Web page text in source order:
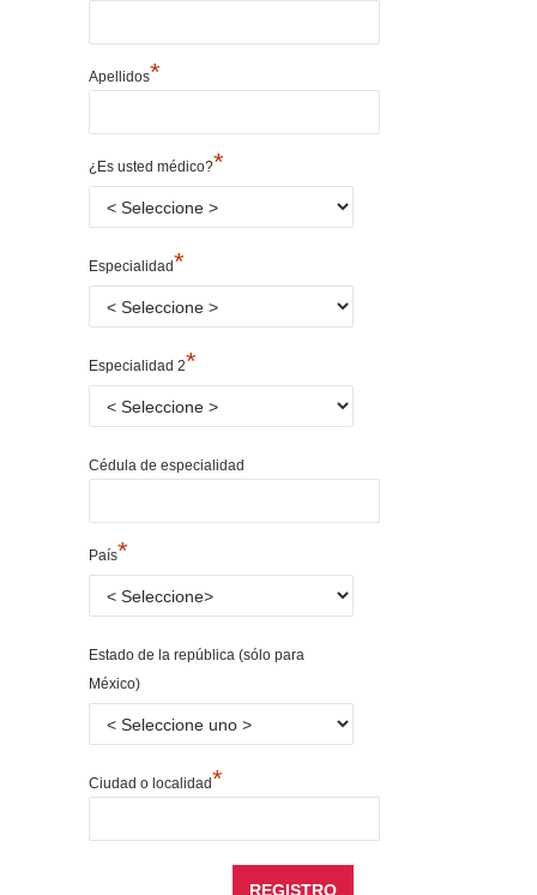
Apellidos*
¿Es usted médico?*
Especialidad*
Especialidad 2*
Cédula de especialidad
País*
Estado de la república (sólo para
México)
Ciudad o localidad*